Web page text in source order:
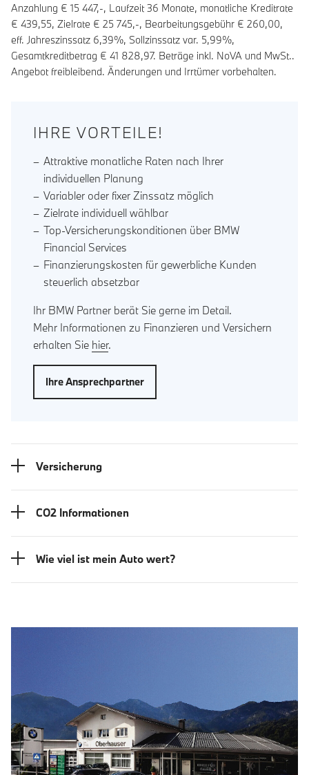
Anzahlung € 15 447,-, Laufzeit36 Monate, monatliche Kreditrate
€ 439,55, Zielrate € 25 745,-, Bearbeitungsgebühr € 260,00,
eff. Jahreszinssatz 6,39%, Sollzinssatz var. 5,99%,
Gesamtkreditbetrag € 41 828,97. Beträge inkl. NoVA und MwSt..
Angebot freibleibend. Änderungen und Irrtümer vorbehalten.
IHRE VORTEILE!
Attraktive monatliche Raten nach Ihrer
individuellen Planung
Variabler oder fixer Zinssatz möglich
Zielrate individuell wählbar
Top-Versicherungskonditionen über BMW
Financial Services
Finanzierungskosten für gewerbliche Kunden
steuerlich absetzbar
Ihr BMW Partner berät Sie gerne im Detail.
Mehr Informationen zu Finanzieren und Versichern
erhalten Sie hier.
Ihre Ansprechpartner
Versicherung
CO2 Informationen
Wie viel ist mein Auto wert?